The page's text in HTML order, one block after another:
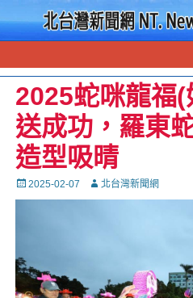
2025蛇咪龍福
送成功，羅東
造型吸晴
Posted
on
2025-02-07 Autor北台灣新聞網